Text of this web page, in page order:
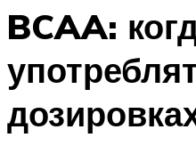
BCAA: